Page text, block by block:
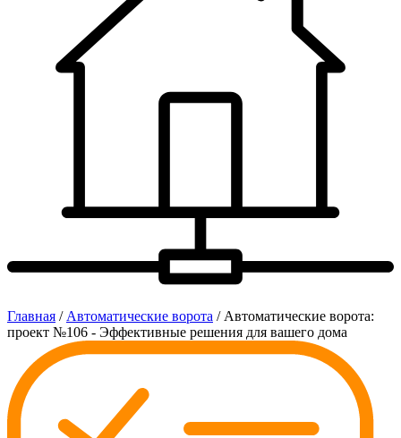
Главная / Автоматические ворота / Автоматические ворота:
проект №106 - Эффективные решения для вашего дома